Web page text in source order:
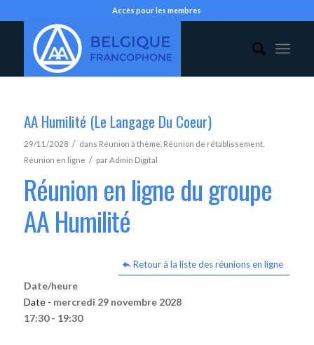
Accès pour les membres
AA Humilité (Le Langage Du Coeur)
29/11/2028 / dans Réunion à thème Réunion de rétablissement,
Réunion en ligne / parAdmin Digital
Réunion en ligne du groupe
AA Humilité
Retour à la liste des réunions en ligne
Date/heure
Date - mercredi 29 novembre 2028
17:30 - 19:30